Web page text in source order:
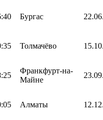
Бургас
Толмачёво
Франкфурт-на-
Майне
Алматы